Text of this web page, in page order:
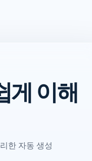
게 이해
한 자동 생성